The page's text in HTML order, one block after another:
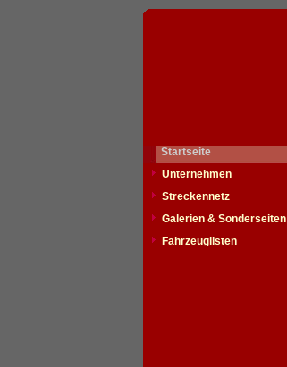
Startseite
Unternehmen
Streckennetz
Galerien & Sonderseiten
Fahrzeuglisten